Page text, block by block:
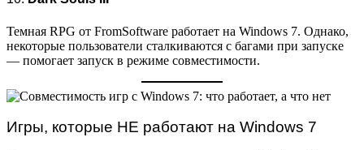
Темная RPG от FromSoftware работает на Windows 7. Однако,
некоторые пользователи сталкиваются с багами при запуске
— помогает запуск в режиме совместимости.
Игры, которые НЕ работают на Windows 7